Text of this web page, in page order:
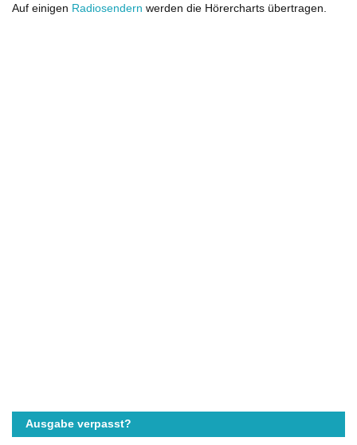
Auf einigen Radiosendern werden die Hörercharts übertragen.
Ausgabe verpasst?